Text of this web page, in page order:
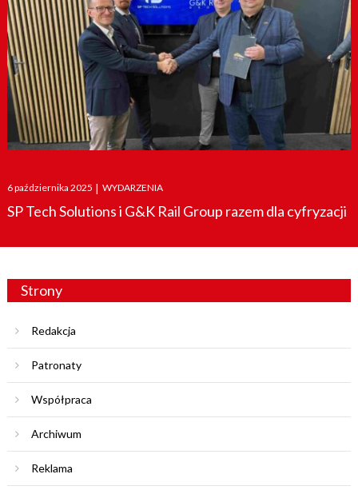
Posted
on
6 października 2025 | WYDARZENIA
SP Tech Solutions i G&K Rail Group razem dla cyfryzacji
Strony
Redakcja
Patronaty
Współpraca
Archiwum
Reklama